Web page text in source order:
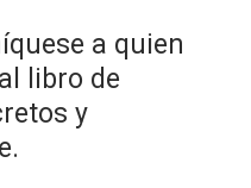
a quien
libro de
y